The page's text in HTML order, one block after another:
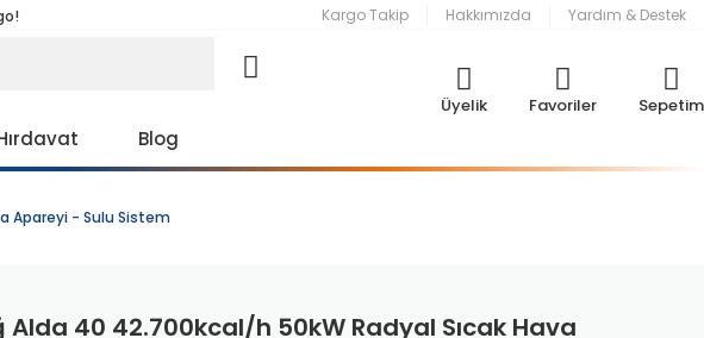
Kargo Takip Hakkımızda Yardım & Destek
Üyelik Favoriler Sepetim
Blog
Apareyi - Sulu Sistem
Alda 40 42.700kcal/h 50kW Radyal Sıcak Hava